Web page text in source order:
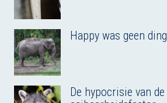
Happy was geen ding
De hypocrisie van de